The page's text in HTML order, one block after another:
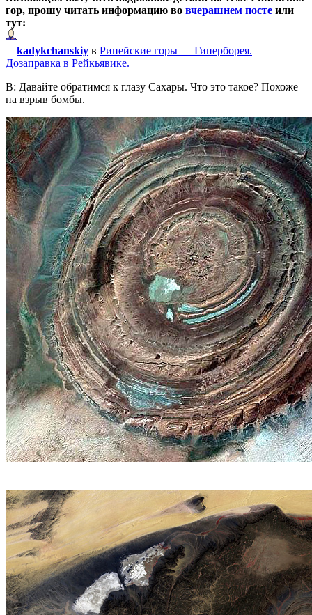
гор, прошу читать информацию во вчерашнем посте или
тут:
kadykchanskiy в Рипейские горы — Гиперборея.
Дозаправка в Рейкьявике.
В: Давайте обратимся к глазу Сахары. Что это такое? Похоже
на взрыв бомбы.